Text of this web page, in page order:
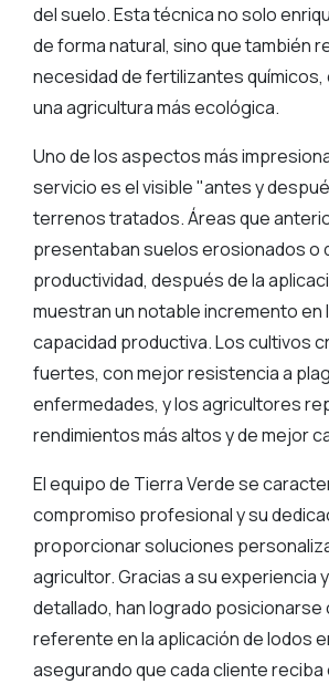
del suelo. Esta técnica no solo
de forma natural, sino que también
necesidad de fertilizantes
una agricultura más ecológica.
Uno de los aspectos más
servicio es el visible "antes y
terrenos tratados. Áreas que
presentaban suelos erosionados o
productividad, después de la
muestran un notable incremento en
capacidad productiva. Los cultivos
fuertes, con mejor resistencia a
enfermedades, y los agricultores
rendimientos más altos y de mejor
El equipo de Tierra Verde se
compromiso profesional y su
proporcionar soluciones
agricultor. Gracias a su experiencia
detallado, han logrado posicionarse
referente en la aplicación de lodos
asegurando que cada cliente reciba